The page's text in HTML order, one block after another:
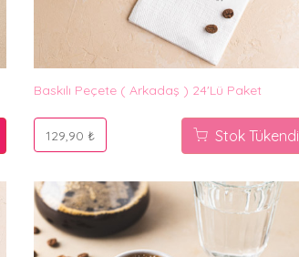
Baskılı Peçete ( Arkadaş ) 24'lü Paket
129,90 ₺ Stok Tükendi